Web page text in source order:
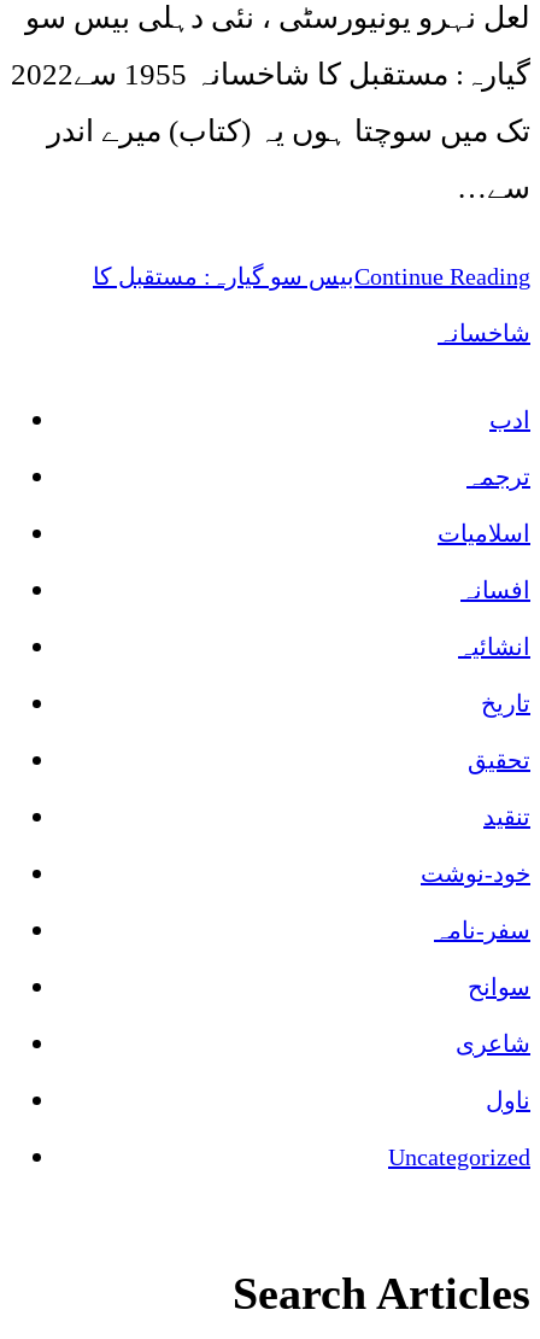
لعل نہرو یونیورسٹی ، نئی دہلی بیس سو
گیارہ: مستقبل کا شاخسانہ 1955 سے2022
تک میں سوچتا ہوں یہ (کتاب) میرے اندر
سے…
Continue Readingبیس سو گیارہ: مستقبل کا
شاخسانہ
ادب
ترجمہ
اسلامیات
افسانہ
انشائیہ
تاریخ
تحقیق
تنقید
خود-نوشت
سفر-نامہ
سوانح
شاعری
ناول
Uncategorized
Search Articles